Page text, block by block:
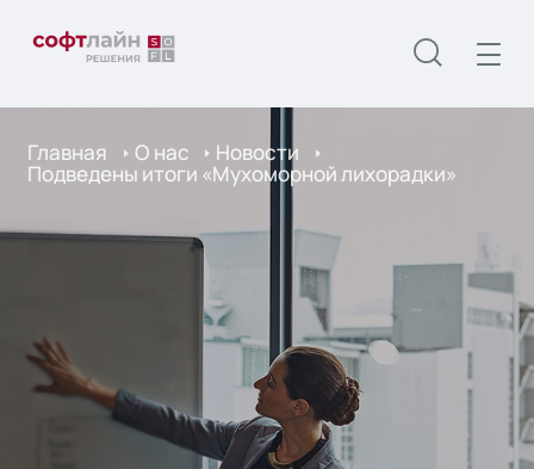
Главная О нас Новости
Подведены итоги «Мухоморной лихорадки»